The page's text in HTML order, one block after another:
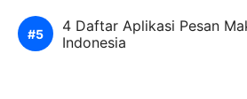
4 Daftar Aplikasi Pesan
Indonesia